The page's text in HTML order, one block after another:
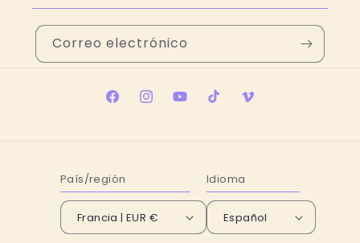
Correo electrónico
FacebookInstagramYouTubeTikTok Vimeo
País/región
Francia | EUR €
Idioma
Español